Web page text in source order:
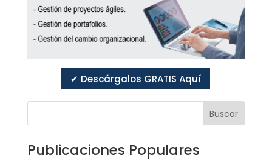
✔ Descárgalos GRATIS Aquí
Buscar
Publicaciones Populares